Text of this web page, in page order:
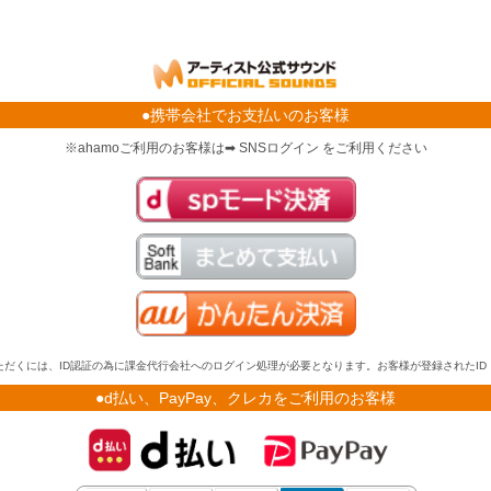
●携帯会社でお支払いのお客様
※ahamoご利用のお客様は➡ SNSログイン をご利用ください
くには、ID認証の為に課金代行会社へのログイン処理が必要となります。お客様が登録されたID
●d払い、PayPay、クレカをご利用のお客様